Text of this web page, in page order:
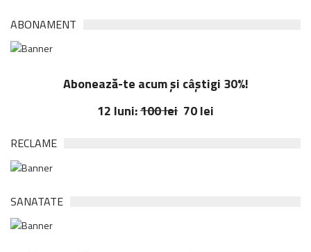
ABONAMENT
Abonează-te acum și câștigi 30%!
12 luni:100 lei 70 lei
RECLAME
SANATATE